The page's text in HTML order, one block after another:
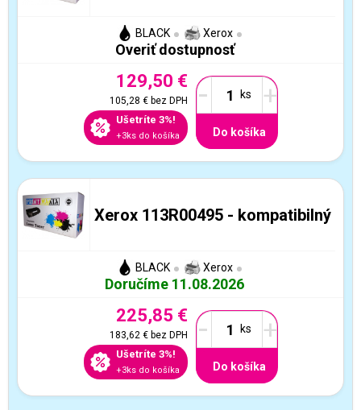
BLACK Xerox
Overiť dostupnosť
129,50 €
105,28 €bez DPH
Ušetríte 3%!
+3ks do košíka
- +
Do košíka
Xerox 113R00495 - kompatibilný
BLACK Xerox
Doručíme 11.08.2026
225,85 €
183,62 €bez DPH
Ušetríte 3%!
+3ks do košíka
- +
Do košíka